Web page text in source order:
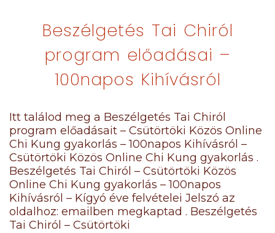
Beszélgetés Tai Chiról
program előadásai –
100napos Kihívásról
Itt találod meg a Beszélgetés Tai Chiról
program előadásait – Csütörtöki Közös Online
Chi Kung gyakorlás – 100napos Kihívásról –
Csütörtöki Közös Online Chi Kung gyakorlás .
Beszélgetés Tai Chiról – Csütörtöki Közös
Online Chi Kung gyakorlás – 100napos
Kihívásról – Kígyó éve felvételei Jelszó az
oldalhoz: emailben megkaptad . Beszélgetés
Tai Chiról – Csütörtöki